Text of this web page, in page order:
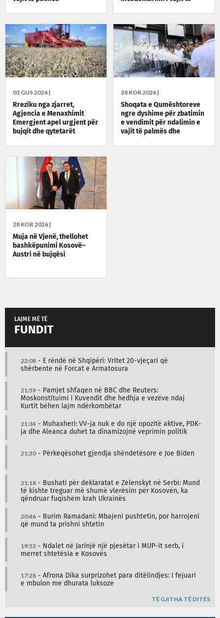
03 GUS 2026 |
Rreziku nga zjarret,
Agjencia e Menaxhimit
Emergjent apel urgjent për
bujqit dhe qytetarët
28 KOR 2026 |
Shoqata e Qumështoreve
ngre dyshime për zbatimin
e vendimit për ndalimin e
vajit të palmës dhe
28 KOR 2026 |
Muja në Vjenë, thellohet
bashkëpunimi Kosovë–
Austri në bujqësi
LAJME MË TË
FUNDIT
22:08 - E rëndë në Shqipëri: Vritet 20-vjeçari që
shërbente në Forcat e Armatosura
21:59 - Pamjet shfaqen në BBC dhe Reuters:
Moskonstituimi i Kuvendit dhe hedhja e vezëve ndaj
Kurtit bëhen lajm ndërkombëtar
21:34 - Muhaxheri: VV-ja nuk e do një opozitë aktive, PDK-
ja dhe Aleanca duhet ta dinamizojnë veprimin politik
21:30- Përkeqësohet gjendja shëndetësore e Joe Biden
21:18 - Bushati për deklaratat e Zelenskyt në Serbi: Mund
të kishte treguar më shumë vlerësim për Kosovën, ka
qëndruar fuqishëm krah Ukrainës
20:46 - Burim Ramadani: Mbajeni pushtetin, por harrojeni
që mund ta prishni shtetin
19:53 - Ndalet në Jarinjë një pjesëtar i MUP-it serb, i
merret shtetësia e Kosovës
17:28 - Afrona Dika surprizohet para ditëlindjes: I fejuari
e mbulon me dhurata luksoze
TË GJITHA TË DITËS